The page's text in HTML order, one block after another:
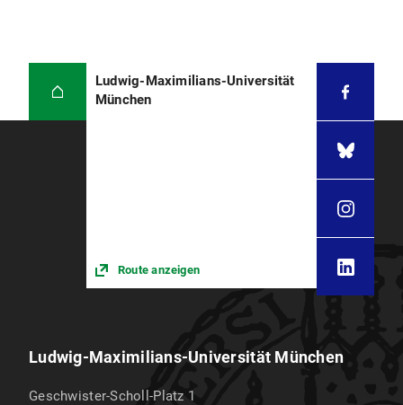
Ludwig-Maximilians-Universität
München
Route anzeigen
Ludwig-Maximilians-Universität München
Geschwister-Scholl-Platz 1